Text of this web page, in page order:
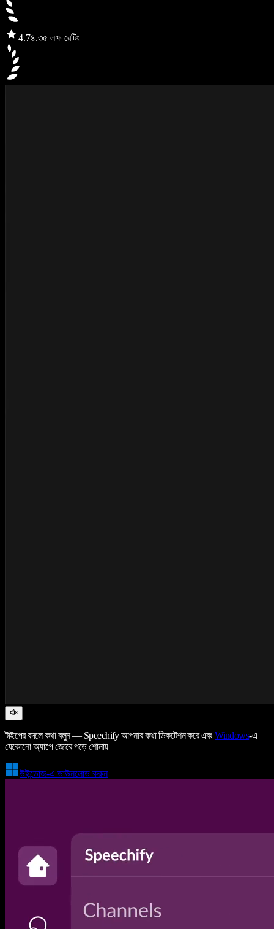
4.7৪.৩৫ লক্ষ রেটিং
টাইপের বদলে কথা বলুন — Speechify আপনার কথা ডিকটেশন করে এবংWindows-এ
যেকোনো অ্যাপে জোরে পড়ে শোনায়
উইন্ডোজ-এ ডাউনলোড করুন